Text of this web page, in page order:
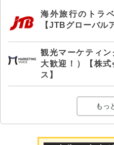
海外旅行のトラ
【JTBグローバル
観光マーケティ
大歓迎！）【株
ス】
もっ